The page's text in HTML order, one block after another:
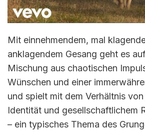
Mit einnehmendem, mal
anklagendem Gesang geht es
Mischung aus chaotischen
Wünschen und einer
und spielt mit dem Verhältnis
Identität und gesellschaftlichem
– ein typisches Thema des